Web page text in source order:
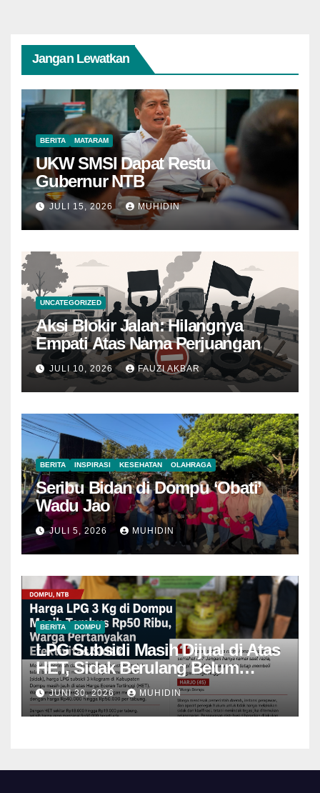
Jangan Lewatkan
BERITA MATARAM
UKW SMSI Dapat Restu
Gubernur NTB
JULI 15, 2026 MUHIDIN
UNCATEGORIZED
Aksi Blokir Jalan: Hilangnya
Empati Atas Nama Perjuangan
JULI 10, 2026 FAUZI AKBAR
BERITA INSPIRASI KESEHATAN OLAHRAGA
Seribu Bidan di Dompu ‘Obati’
Wadu Jao
JULI 5, 2026 MUHIDIN
BERITA DOMPU
LPG Subsidi Masih Dijual di Atas
HET, Sidak Berulang Belum
Mampu Menekan Harga
JUNI 30, 2026 MUHIDIN